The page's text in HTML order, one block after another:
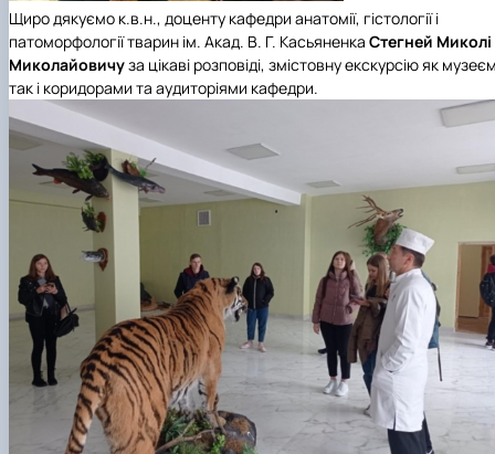
Щиро дякуємо к.в.н., доценту кафедри анатомії, гістології і
патоморфології тварин ім. Акад. В. Г. Касьяненка Стегней Миколі
Миколайовичуза цікаві розповіді, змістовну екскурсію як
так і коридорами та аудиторіями кафедри.